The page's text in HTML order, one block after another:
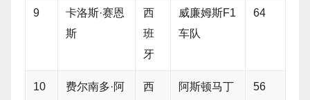
9
卡洛斯·赛恩
斯
西
班
牙
威廉姆斯F1
车队
64
10
费尔南多·阿
西
阿斯顿马丁
56